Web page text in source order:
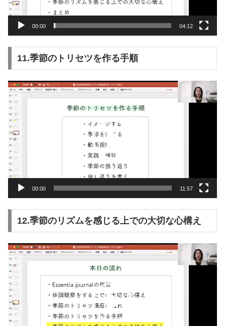
ー
00:00 04:12
11.季節のトリセツを作る手順
動
画
プ
レ
ー
ヤ
ー
00:00 11:57
12.季節のリズムを感じる上での大切な心構え
動
画
プ
レ
ー
ヤ